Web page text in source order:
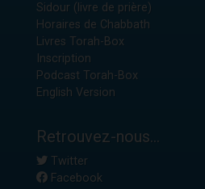
Sidour (livre de prière)
Horaires de Chabbath
Livres Torah-Box
Inscription
Podcast Torah-Box
English Version
Retrouvez-nous...
Twitter
Facebook